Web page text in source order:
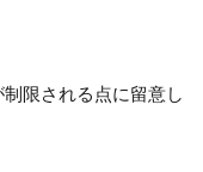
限される点に留意し